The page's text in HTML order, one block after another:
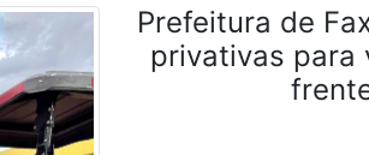
Prefeitura de
privativas para